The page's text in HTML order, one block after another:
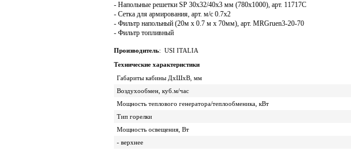
- Напольные решетки SP 30x32/40x3 мм (780х1000), арт. 11717С
- Сетка для армирования, арт. м/с 0.7x2
- Фильтр напольный (20м х 0.7 м х 70мм), арт. MRGruen3-20-70
- Фильтр топливный
Производитель: USI ITALIA
Технические характеристики
Габариты кабины ДхШхВ, мм
Воздухообмен, куб.м/час
Мощность теплового генератора/теплообменика, кВт
Тип горелки
Мощность освещения, Вт
- верхнее